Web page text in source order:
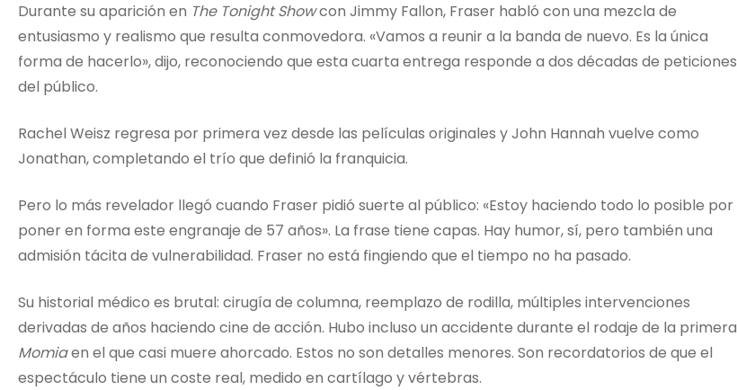
Durante su aparición en The Tonight Showcon Jimmy Fallon, Fraser habló con una mezcla de
entusiasmo y realismo que resulta conmovedora. «Vamos a reunir a la banda de nuevo. Es la única
forma de hacerlo», dijo, reconociendo que esta cuarta entrega responde a dos décadas de peticiones
del público.
Rachel Weisz regresa por primera vez desde las películas originales y John Hannah vuelve como
Jonathan, completando el trío que definió la franquicia.
Pero lo más revelador llegó cuando Fraser pidió suerte al público: «Estoy haciendo todo lo posible por
poner en forma este engranaje de 57 años». La frase tiene capas. Hay humor, sí, pero también una
admisión tácita de vulnerabilidad. Fraser no está fingiendo que el tiempo no ha pasado.
Su historial médico es brutal: cirugía de columna, reemplazo de rodilla, múltiples intervenciones
derivadas de años haciendo cine de acción. Hubo incluso un accidente durante el rodaje de la primera
Momiaen el que casi muere ahorcado. Estos no son detalles menores. Son recordatorios de que el
espectáculo tiene un coste real, medido en cartílago y vértebras.